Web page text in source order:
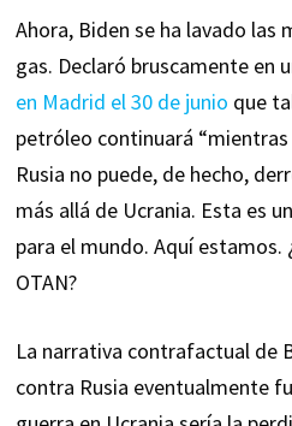
Ahora, Biden se ha lavado las
gas. Declaró bruscamente en
en Madrid el 30 de junio que
petróleo continuará
Rusia no puede, de hecho,
más allá de Ucrania. Esta es
para el mundo. Aquí estamos.
OTAN?
La narrativa contrafactual de
contra Rusia eventualmente